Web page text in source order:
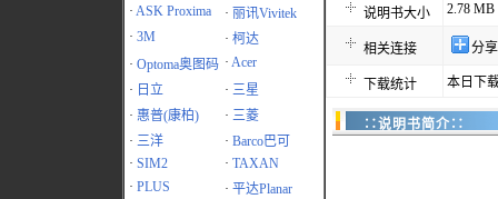
· ASK Proxima · 丽讯Vivitek
· 3M · 柯达
· Optoma奥图码 · Acer
· 日立 · 三星
· 惠普(康柏) · 三菱
· 三洋 · Barco巴可
· SIM2 · TAXAN
· PLUS · 平达Planar
说明书大小 2.78 MB
相关连接 分
下载统计 本日下
∷说明书简介∷